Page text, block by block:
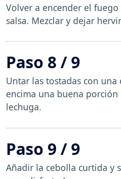
Volver a encender el
salsa. Mezclar y dejar
Paso 8 / 9
Untar las tostadas con
encima una buena
lechuga.
Paso 9 / 9
Añadir la cebolla curtida y